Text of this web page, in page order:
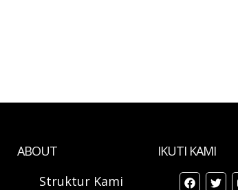
ABOUT
Struktur Kami
IKUTI KAMI